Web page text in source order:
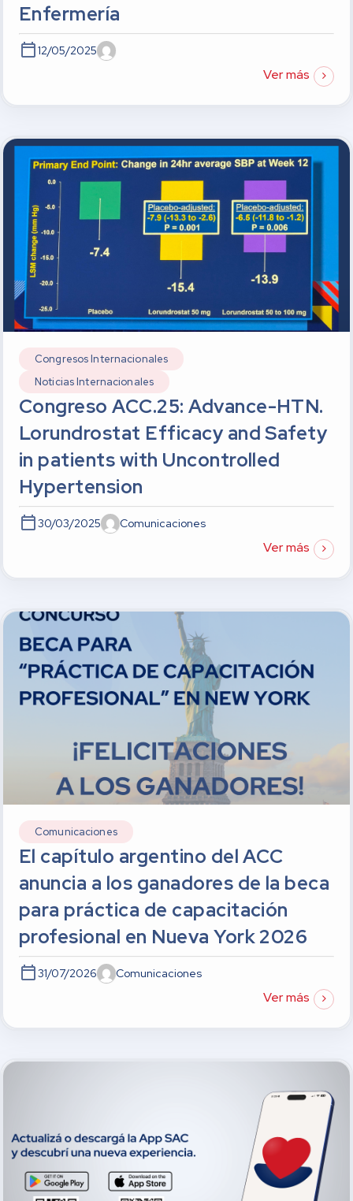
Enfermería
12/05/2025
Ver más
Congresos Internacionales
Noticias Internacionales
Congreso ACC.25: Advance-HTN.
Lorundrostat Efficacy and Safety
in patients with Uncontrolled
Hypertension
30/03/2025 Comunicaciones
Ver más
Comunicaciones
El capítulo argentino del ACC
anuncia a los ganadores de la beca
para práctica de capacitación
profesional en Nueva York 2026
31/07/2026 Comunicaciones
Ver más